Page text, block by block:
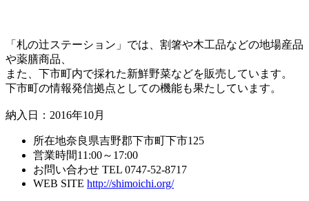
「札の辻ステーション」では、割箸や木工品などの地場産品
や薬膳商品、
また、下市町内で採れた新鮮野菜などを販売しています。
下市町の情報発信拠点としての機能も果たしています。
納入日：2016年10月
所在地奈良県吉野郡下市町下市125
営業時間11:00～17:00
お問い合わせ TEL 0747-52-8717
WEB SITE http://shimoichi.org/